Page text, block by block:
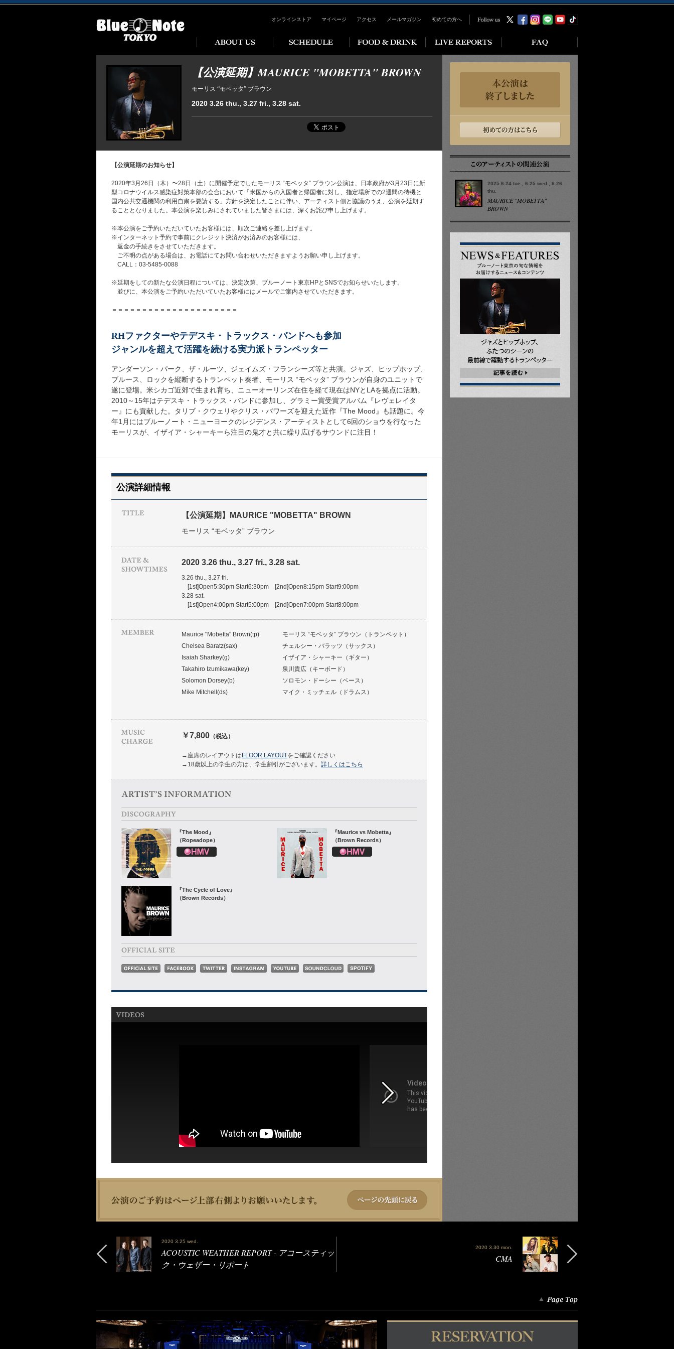
オンラインストア マイページ アクセス メールマガジン 初めての方へ
【公演延期】MAURICE "MOBETTA" BROWN
モーリス “モベッタ” ブラウン
2020 3.26 thu., 3.27 fri., 3.28 sat.
【公演延期のお知らせ】
2020年3月26日（木）〜28日（土）に開催予定でしたモーリス “モベッタ” ブラウン公演は、日本政府が3月23日に新
型コロナウイルス感染症対策本部の会合において「米国からの入国者と帰国者に対し、指定場所での2週間の待機と
国内公共交通機関の利用自粛を要請する」方針を決定したことに伴い、アーティスト側と協議のうえ、公演を延期す
ることとなりました。本公演を楽しみにされていました皆さまには、深くお詫び申し上げます。
※本公演をご予約いただいていたお客様には、順次ご連絡を差し上げます。
※インターネット予約で事前にクレジット決済がお済みのお客様には、
返金の手続きをさせていただきます。
ご不明の点がある場合は、お電話にてお問い合わせいただきますようお願い申し上げます。
CALL：03-5485-0088
※延期をしての新たな公演日程については、決定次第、ブルーノート東京HPとSNSでお知らせいたします。
並びに、本公演をご予約いただいていたお客様にはメールでご案内させていただきます。
＝＝＝＝＝＝＝＝＝＝＝＝＝＝＝＝＝＝＝＝＝
RHファクターやテデスキ・トラックス・バンドへも参加
ジャンルを超えて活躍を続ける実力派トランペッター
アンダーソン・パーク、ザ・ルーツ、ジェイムズ・フランシーズ等と共演。ジャズ、ヒップホップ、
ブルース、ロックを縦断するトランペット奏者、モーリス “モベッタ” ブラウンが自身のユニットで
遂に登場。米シカゴ近郊で生まれ育ち、ニューオーリンズ在住を経て現在はNYとLAを拠点に活動。
2010～15年はテデスキ・トラックス・バンドに参加し、グラミー賞受賞アルバム『レヴェレイタ
ー』にも貢献した。タリブ・クウェリやクリス・バワーズを迎えた近作『The Mood』も話題に。今
年1月にはブルーノート・ニューヨークのレジデンス・アーティストとして6回のショウを行なった
モーリスが、イザイア・シャーキーら注目の鬼才と共に繰り広げるサウンドに注目！
公演詳細情報
【公演延期】MAURICE "MOBETTA" BROWN
モーリス “モベッタ” ブラウン
2020 3.26 thu., 3.27 fri., 3.28 sat.
3.26 thu., 3.27 fri.
[1st]Open5:30pm Start6:30pm [2nd]Open8:15pm Start9:00pm
3.28 sat.
[1st]Open4:00pm Start5:00pm [2nd]Open7:00pm Start8:00pm
Maurice "Mobetta" Brown(tp)
モーリス “モベッタ” ブラウン（トランペット）
Chelsea Baratz(sax)
チェルシー・バラッツ（サックス）
Isaiah Sharkey(g)
イザイア・シャーキー（ギター）
Takahiro Izumikawa(key)
泉川貴広（キーボード）
Solomon Dorsey(b)
ソロモン・ドーシー（ベース）
Mike Mitchell(ds)
マイク・ミッチェル（ドラムス）
￥7,800 （税込）
→座席のレイアウトは FLOOR LAYOUTをご確認ください
→18歳以上の学生の方は、学生割引がございます。 詳しくはこちら
『The Mood』
（Ropeadope）
『Maurice vs Mobetta』
（Brown Records）
『The Cycle of Love』
（Brown Records）
2025 6.24 tue., 6.25 wed., 6.26
thu.
MAURICE "MOBETTA"
BROWN
2020 3.25 wed.
ACOUSTIC WEATHER REPORT - アコースティッ
ク・ウェザー・リポート
2020 3.30 mon.
CMA